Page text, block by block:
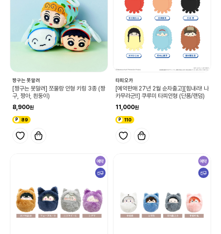
짱구는 못말려
[짱구는 못말려] 쪼물랑 인형 키링 3종 (짱
구, 짱아, 흰둥이)
8,900
89
타피오카
[예약판매 27년 2월 순차출고][힘내라! 나
카무라군!!] 쿠루미 타피인형 (단품/랜덤)
11,000
110
예약
신규
예약
신규